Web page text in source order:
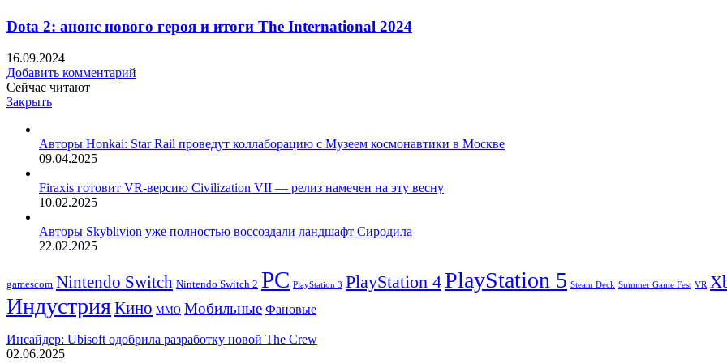
Dota 2: анонс нового героя и итоги The International 2024
16.09.2024
Добавить комментарий
Сейчас читают
Закрыть
Авторы Honkai: Star Rail проведут коллаборацию с Музеем космонавтики в Москве
09.04.2025
Firaxis готовит VR-версию Civilization VII — релиз намечен на эту весну
10.02.2025
Авторы Skyblivion уже полностью воссоздали ландшафт Сиродила
22.02.2025
gamescom Nintendo Switch Nintendo Switch 2 PC PlayStation 3 PlayStation 4PlayStation 5 Steam Deck Summer Game Fest VR
ИндустрияКино ММО Мобильные Фановые
Инсайдер: Ubisoft одобрила разработку новой The Crew
02.06.2025